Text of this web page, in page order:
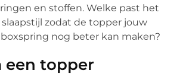
en stoffen. Welke past het
zodat de topper jouw
nog beter kan maken?
een topper